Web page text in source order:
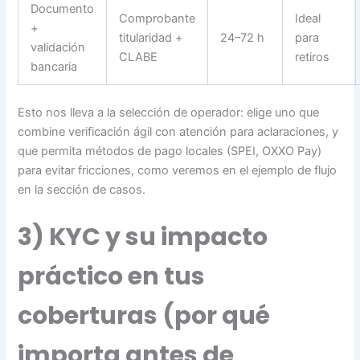
Documento
+
validación
bancaria
Comprobante
titularidad +
CLABE
24–72 h
Ideal
para
retiros
Esto nos lleva a la selección de operador: elige uno que
combine verificación ágil con atención para aclaraciones, y
que permita métodos de pago locales (SPEI, OXXO Pay)
para evitar fricciones, como veremos en el ejemplo de flujo
en la sección de casos.
3) KYC y su impacto
práctico en tus
coberturas (por qué